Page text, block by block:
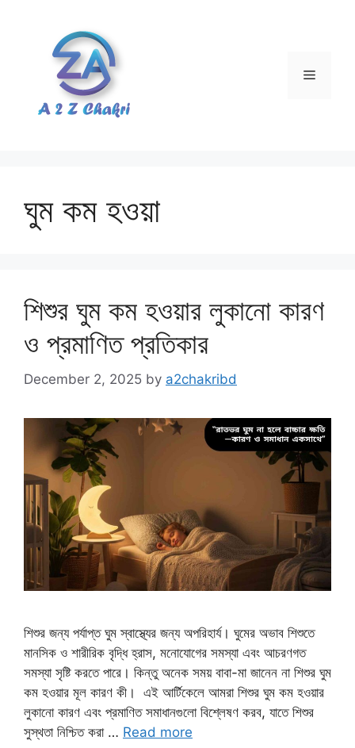
Menu
ঘুম কম হওয়া
শিশুর ঘুম কম হওয়ার লুকানো কারণ
ও প্রমাণিত প্রতিকার
December 2, 2025 by a2chakribd
শিশুর জন্য পর্যাপ্ত ঘুম স্বাস্থ্যের জন্য অপরিহার্য। ঘুমের অভাব শিশুতে
মানসিক ও শারীরিক বৃদ্ধি হ্রাস, মনোযোগের সমস্যা এবং আচরণগত
সমস্যা সৃষ্টি করতে পারে। কিন্তু অনেক সময় বাবা-মা জানেন না শিশুর ঘুম
কম হওয়ার মূল কারণ কী। এই আর্টিকেলে আমরা শিশুর ঘুম কম হওয়ার
লুকানো কারণ এবং প্রমাণিত সমাধানগুলো বিশ্লেষণ করব, যাতে শিশুর
সুস্থতা নিশ্চিত করা … Read more